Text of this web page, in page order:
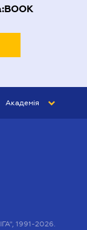
Академія
1991-2026.